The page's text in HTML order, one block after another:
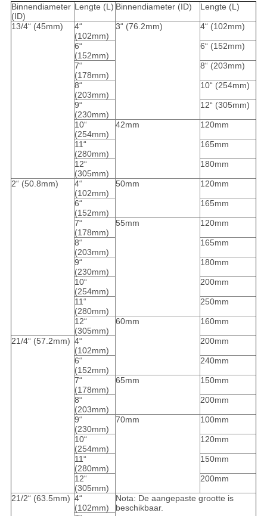
Binnendiameter
(ID)
Lengte (L) Binnendiameter (ID) Lengte (L)
13/4“ (45mm)
4“
(102mm)
3“ (76.2mm) 4“ (102mm)
6“
(152mm)
6“ (152mm)
7“
(178mm)
8“ (203mm)
8“
(203mm)
10“ (254mm)
9“
(230mm)
12“ (305mm)
10“
(254mm)
42mm 120mm
11“
(280mm)
165mm
12“
(305mm)
180mm
2“ (50.8mm)
4“
(102mm)
50mm 120mm
6“
(152mm)
165mm
7“
(178mm)
55mm 120mm
8“
(203mm)
165mm
9“
(230mm)
180mm
10“
(254mm)
200mm
11“
(280mm)
250mm
12“
(305mm)
60mm 160mm
21/4“ (57.2mm) 4“
(102mm)
200mm
6“
(152mm)
240mm
7“
(178mm)
65mm 150mm
8“
(203mm)
200mm
9“
(230mm)
70mm 100mm
10“
(254mm)
120mm
11“
(280mm)
150mm
12“
(305mm)
200mm
21/2“ (63.5mm) 4“
(102mm)
Nota: De aangepaste grootte is
beschikbaar.